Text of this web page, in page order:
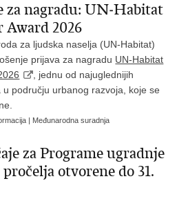
za nagradu: UN‑Habitat
2026
za ljudska naselja (UN‑Habitat)
prijava za nagradu UN‑Habitat
, jednu od najuglednijih
području urbanog razvoja, koje se
| Međunarodna suradnja
za Programe ugradnje
otvorene do 31.